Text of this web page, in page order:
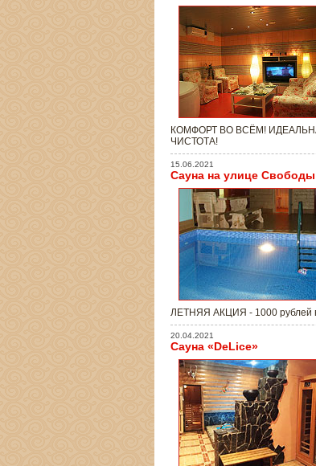
КОМФОРТ ВО ВСЁМ!
ЧИСТОТА!
15.06.2021
Сауна на улице Свободы
ЛЕТНЯЯ АКЦИЯ - 1000 рублей
20.04.2021
Сауна «DeLice»